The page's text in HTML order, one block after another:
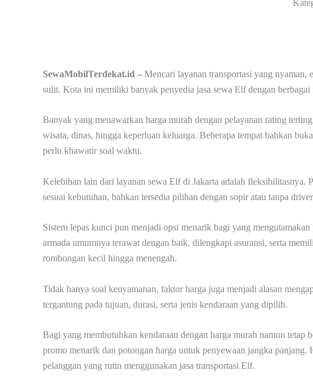
SewaMobilTerdekat.id – Mencari layanan transportasi yang nyaman,
sulit. Kota ini memiliki banyak penyedia jasa sewa Elf dengan
Banyak yang menawarkan harga murah dengan pelayanan rating
wisata, dinas, hingga keperluan keluarga. Beberapa tempat bahkan
perlu khawatir soal waktu.
Kelebihan lain dari layanan sewa Elf di Jakarta adalah fleksibilitasnya.
sesuai kebutuhan, bahkan tersedia pilihan dengan sopir atau tanpa
Sistem lepas kunci pun menjadi opsi menarik bagi yang
armada umumnya terawat dengan baik, dilengkapi asuransi, serta
rombongan kecil hingga menengah.
Tidak hanya soal kenyamanan, faktor harga juga menjadi alasan
tergantung pada tujuan, durasi, serta jenis kendaraan yang dipilih.
Bagi yang membutuhkan kendaraan dengan harga murah namun tetap
promo menarik dan potongan harga untuk penyewaan jangka
pelanggan yang rutin menggunakan jasa transportasi Elf.